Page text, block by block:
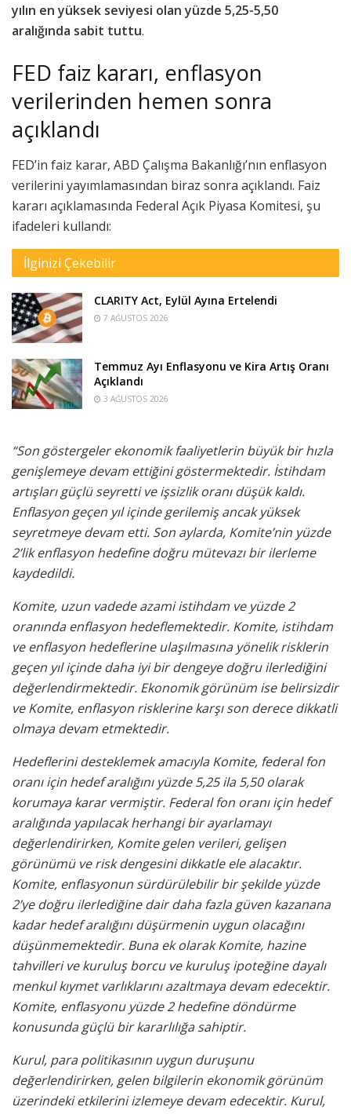
yılın en yüksek seviyesi olan yüzde 5,25-5,50
aralığında sabit tuttu.
FED faiz kararı, enflasyon
verilerinden hemen sonra
açıklandı
FED’in faiz karar, ABD Çalışma Bakanlığı’nın enflasyon
verilerini yayımlamasından biraz sonra açıklandı. Faiz
kararı açıklamasında Federal Açık Piyasa Komitesi, şu
ifadeleri kullandı:
İlginizi Çekebilir
CLARITY Act, Eylül Ayına Ertelendi
7 AĞUSTOS 2026
Temmuz Ayı Enflasyonu ve Kira Artış Oranı
Açıklandı
3 AĞUSTOS 2026
“Son göstergeler ekonomik faaliyetlerin büyük bir hızla
genişlemeye devam ettiğini göstermektedir. İstihdam
artışları güçlü seyretti ve işsizlik oranı düşük kaldı.
Enflasyon geçen yıl içinde gerilemiş ancak yüksek
seyretmeye devam etti. Son aylarda, Komite’nin yüzde
2’lik enflasyon hedefine doğru mütevazı bir ilerleme
kaydedildi.
Komite, uzun vadede azami istihdam ve yüzde 2
oranında enflasyon hedeflemektedir. Komite, istihdam
ve enflasyon hedeflerine ulaşılmasına yönelik risklerin
geçen yıl içinde daha iyi bir dengeye doğru ilerlediğini
değerlendirmektedir. Ekonomik görünüm ise belirsizdir
ve Komite, enflasyon risklerine karşı son derece dikkatli
olmaya devam etmektedir.
Hedeflerini desteklemek amacıyla Komite, federal fon
oranı için hedef aralığını yüzde 5,25 ila 5,50 olarak
korumaya karar vermiştir. Federal fon oranı için hedef
aralığında yapılacak herhangi bir ayarlamayı
değerlendirirken, Komite gelen verileri, gelişen
görünümü ve risk dengesini dikkatle ele alacaktır.
Komite, enflasyonun sürdürülebilir bir şekilde yüzde
2’ye doğru ilerlediğine dair daha fazla güven kazanana
kadar hedef aralığını düşürmenin uygun olacağını
düşünmemektedir. Buna ek olarak Komite, hazine
tahvilleri ve kuruluş borcu ve kuruluş ipoteğine dayalı
menkul kıymet varlıklarını azaltmaya devam edecektir.
Komite, enflasyonu yüzde 2 hedefine döndürme
konusunda güçlü bir kararlılığa sahiptir.
Kurul, para politikasının uygun duruşunu
değerlendirirken, gelen bilgilerin ekonomik görünüm
üzerindeki etkilerini izlemeye devam edecektir. Kurul,